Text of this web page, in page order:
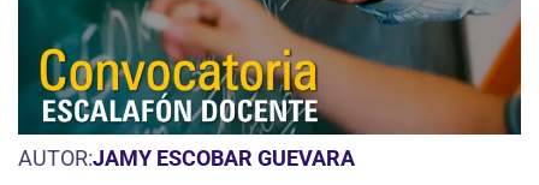
AUTOR:JAMY ESCOBAR GUEVARA